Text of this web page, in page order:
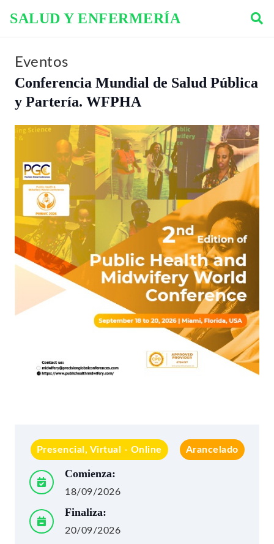
SALUD Y ENFERMERÍA
Eventos
Conferencia Mundial de Salud Pública
y Partería. WFPHA
Presencial, Virtual - Online Arancelado
Comienza:
18/09/2026
Finaliza:
20/09/2026